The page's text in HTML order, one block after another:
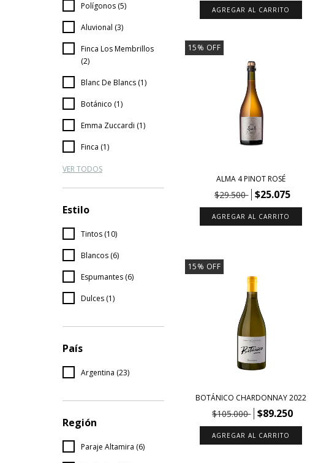
Polígonos (5)
Aluvional (3)
Finca Los Membrillos
(2)
Blanc De Blancs (1)
Botánico (1)
Emma Zuccardi (1)
Finca (1)
VER TODOS
Estilo
Tintos (10)
Blancos (6)
Espumantes (6)
Dulces (1)
País
Argentina (23)
Región
Paraje Altamira (6)
15% OFF
ALMA 4 PINOT ROSÉ
$29.500 $25.075
15% OFF
BOTÁNICO CHARDONNAY 2022
$105.000 $89.250